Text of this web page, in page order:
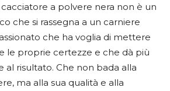
a polvere nera non è un
che si rassegna a un carniere
che ha voglia di mettere
le proprie certezze e che dà più
al risultato. Che non bada alla
ma alla sua qualità e alla